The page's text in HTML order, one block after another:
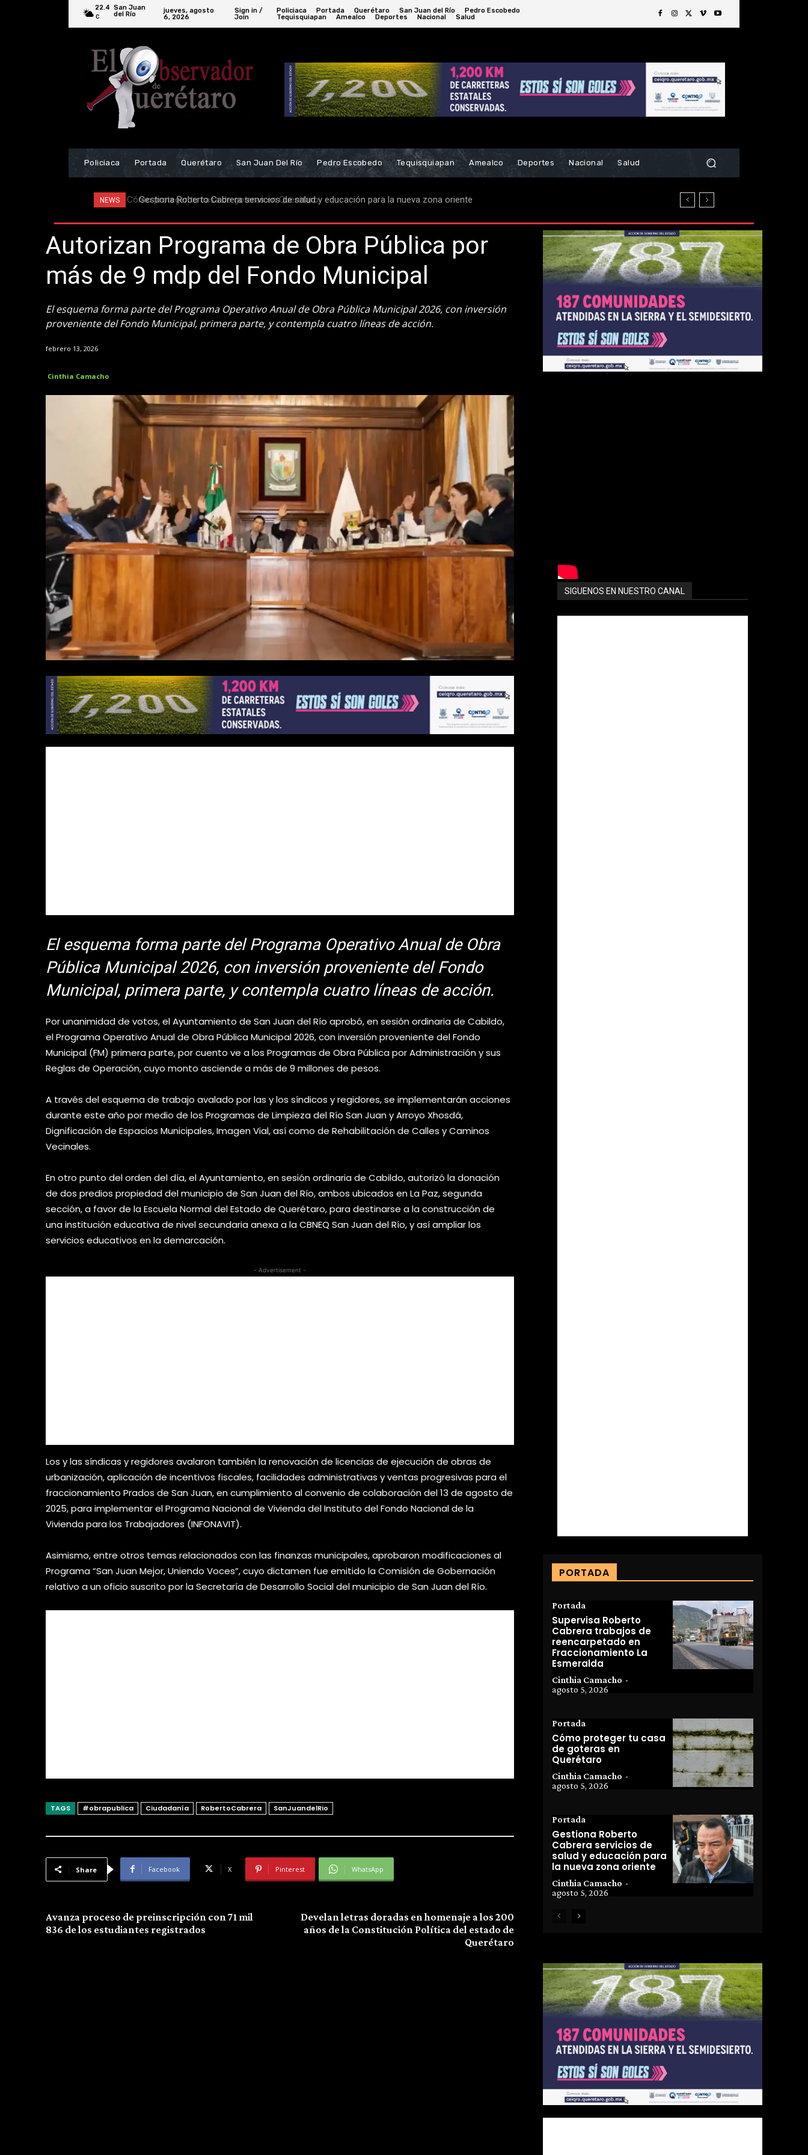
22.4
C
San Juan
del Río
jueves, agosto
6, 2026
Sign in /
Join
Policiaca Portada Querétaro San Juan del Río
Pedro Escobedo
Tequisquiapan
Amealco Deportes Nacional Salud
Policiaca Portada Querétaro San Juan Del Río Pedro Escobedo Tequisquiapan Amealco Deportes Nacional Salud
NEWS Gestiona Roberto Cabrera servicios de salud y educación para la nueva zona oriente
Autorizan Programa de Obra Pública por
más de 9 mdp del Fondo Municipal
El esquema forma parte del Programa Operativo Anual de Obra Pública Municipal 2026, con inversión
proveniente del Fondo Municipal, primera parte, y contempla cuatro líneas de acción.
febrero 13, 2026
Cinthia Camacho
El esquema forma parte del Programa Operativo Anual de Obra
Pública Municipal 2026, con inversión proveniente del Fondo
Municipal, primera parte, y contempla cuatro líneas de acción.
Por unanimidad de votos, el Ayuntamiento de San Juan del Río aprobó, en sesión ordinaria de Cabildo,
el Programa Operativo Anual de Obra Pública Municipal 2026, con inversión proveniente del Fondo
Municipal (FM) primera parte, por cuento ve a los Programas de Obra Pública por Administración y sus
Reglas de Operación, cuyo monto asciende a más de 9 millones de pesos.
A través del esquema de trabajo avalado por las y los síndicos y regidores, se implementarán acciones
durante este año por medio de los Programas de Limpieza del Río San Juan y Arroyo Xhosdá,
Dignificación de Espacios Municipales, Imagen Vial, así como de Rehabilitación de Calles y Caminos
Vecinales.
En otro punto del orden del día, el Ayuntamiento, en sesión ordinaria de Cabildo, autorizó la donación
de dos predios propiedad del municipio de San Juan del Río, ambos ubicados en La Paz, segunda
sección, a favor de la Escuela Normal del Estado de Querétaro, para destinarse a la construcción de
una institución educativa de nivel secundaria anexa a la CBNEQ San Juan del Río, y así ampliar los
servicios educativos en la demarcación.
- Advertisement -
Los y las síndicas y regidores avalaron también la renovación de licencias de ejecución de obras de
urbanización, aplicación de incentivos fiscales, facilidades administrativas y ventas progresivas para el
fraccionamiento Prados de San Juan, en cumplimiento al convenio de colaboración del 13 de agosto de
2025, para implementar el Programa Nacional de Vivienda del Instituto del Fondo Nacional de la
Vivienda para los Trabajadores (INFONAVIT).
Asimismo, entre otros temas relacionados con las finanzas municipales, aprobaron modificaciones al
Programa “San Juan Mejor, Uniendo Voces”, cuyo dictamen fue emitido la Comisión de Gobernación
relativo a un oficio suscrito por la Secretaría de Desarrollo Social del municipio de San Juan del Río.
TAGS #obrapublica Ciudadanía RobertoCabrera SanJuandelRio
Share Facebook X Pinterest WhatsApp
Avanza proceso de preinscripción con 71 mil
836 de los estudiantes registrados
Develan letras doradas en homenaje a los 200
años de la Constitución Política del estado de
Querétaro
SIGUENOS EN NUESTRO CANAL
PORTADA
Portada
Supervisa Roberto
Cabrera trabajos de
reencarpetado en
Fraccionamiento La
Esmeralda
Cinthia Camacho -
agosto 5, 2026
Portada
Cómo proteger tu casa
de goteras en
Querétaro
Cinthia Camacho -
agosto 5, 2026
Portada
Gestiona Roberto
Cabrera servicios de
salud y educación para
la nueva zona oriente
Cinthia Camacho -
agosto 5, 2026